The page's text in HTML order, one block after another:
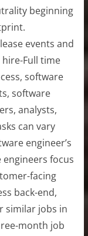
beginning
events and
Full time
software
software
analysts,
can vary
engineer’s
engineers focus
facing
back-end,
similar jobs in
month job